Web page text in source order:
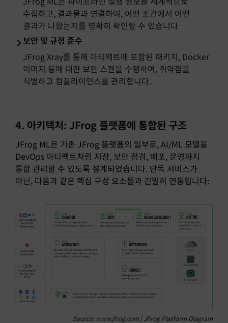
수집하고, 결과물과 연결하여, 어떤 조건에서 어떤
결과가 나왔는지를 명확히 확인할 수 있습니다
보안 및 규정 준수
JFrog Xray를 통해 아티팩트에 포함된 패키지, Docker
이미지 등에 대한 보안 스캔을 수행하여, 취약점을
식별하고 컴플라이언스를 관리합니다.
4. 아키텍처: JFrog 플랫폼에 통합된 구조
JFrog ML은 기존 JFrog 플랫폼의 일부로, AI/ML 모델을
DevOps 아티팩트처럼 저장, 보안 점검, 배포, 운영까지
통합 관리할 수 있도록 설계되었습니다. 단독 서비스가
아닌, 다음과 같은 핵심 구성 요소들과 긴밀히 연동됩니다:
Source: www.jfrog.com | JFrog Platform Diagram